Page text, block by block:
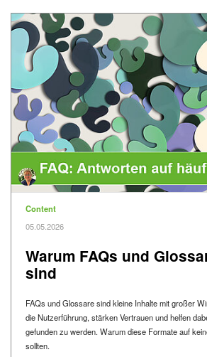
Kategorie
Content
Veröffentlicht am
05.05.2026
Warum FAQs und
sind
FAQs und Glossare sind kleine Inhalte mit großer
die Nutzerführung, stärken Vertrauen und helfen
gefunden zu werden. Warum diese Formate auf
sollten.